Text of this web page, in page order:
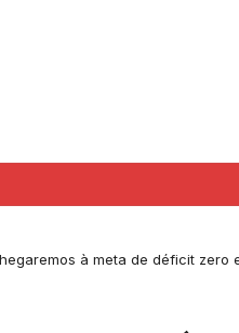
à meta de déficit zero